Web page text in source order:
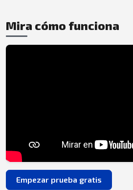
Mira cómo funciona
Empezar prueba gratis